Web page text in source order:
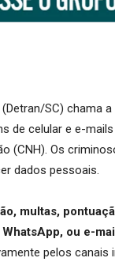
SC) chama
de celular e e-
(CNH). Os
dados pessoais.
multas,
ou e-
pelos canais